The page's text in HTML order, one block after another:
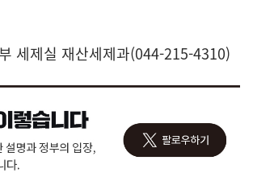
세제실 재산세제과(044-215-4310)